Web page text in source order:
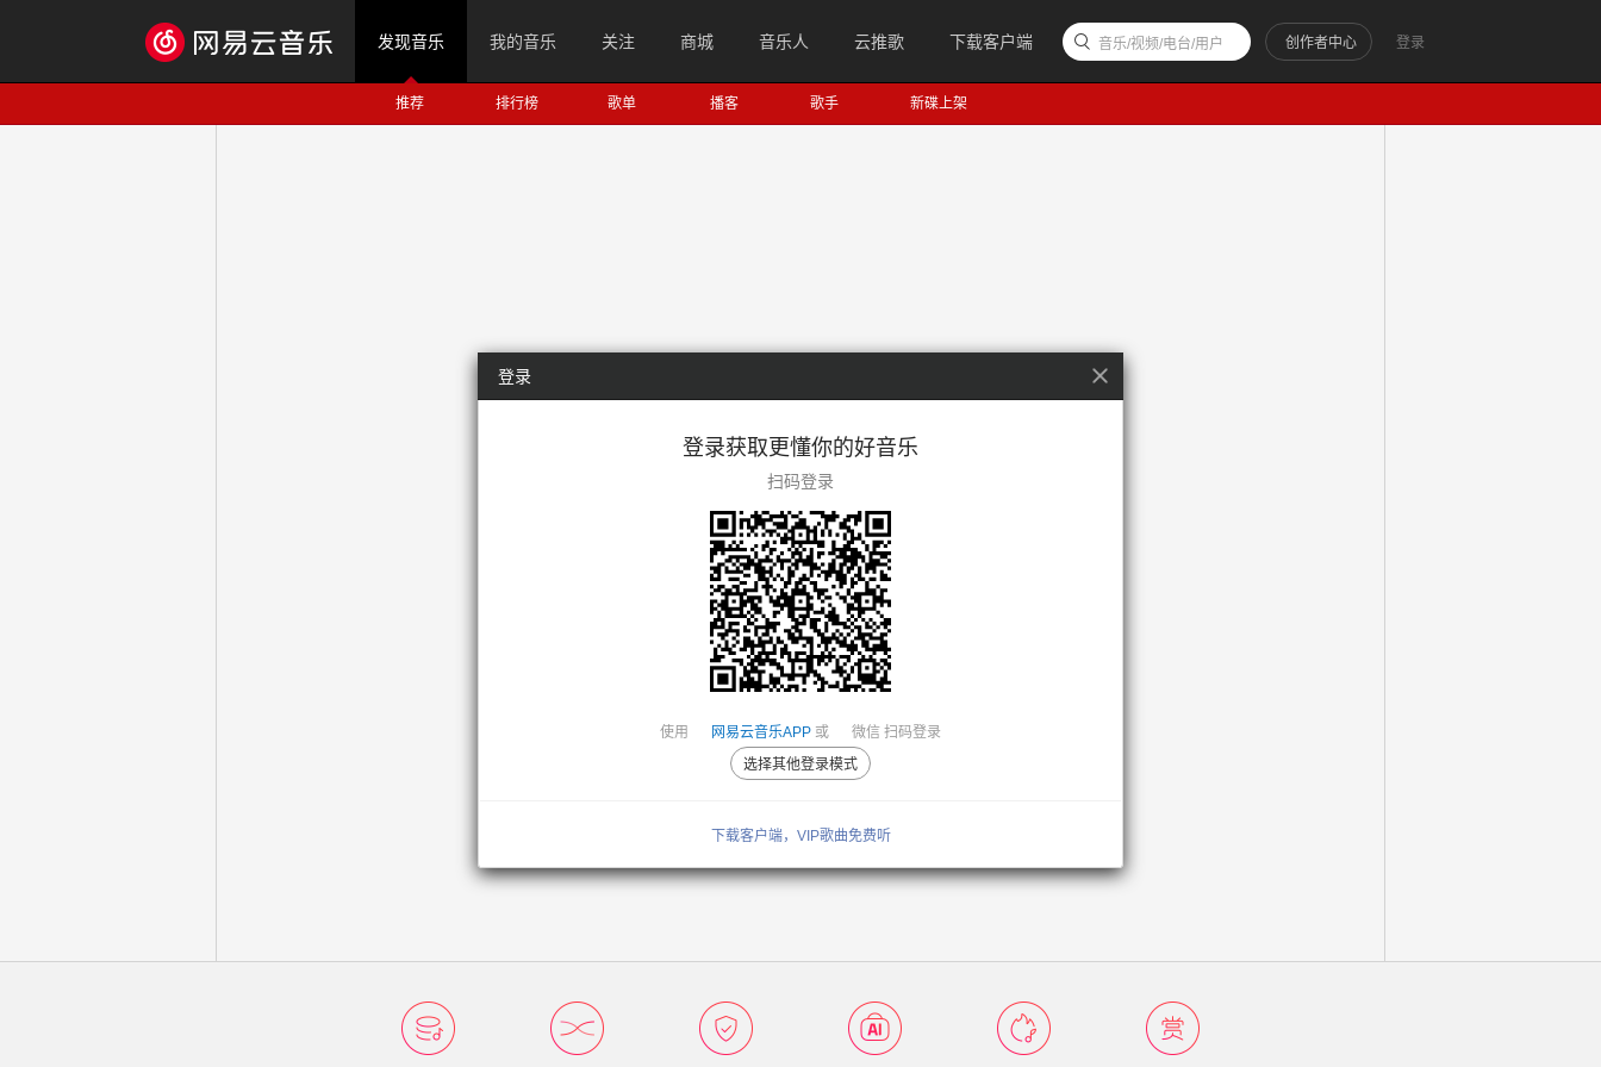
发现音乐 我的音乐 关注 商城 音乐人 云推歌 下载客户端 登录
创作者中心
音乐/视频/电台/用户
推荐 排行榜 歌单 播客 歌手 新碟上架
登录
登录获取更懂你的好音乐
扫码登录
使用 网易云音乐APP 或 微信 扫码登录
选择其他登录模式
下载客户端，VIP歌曲免费听